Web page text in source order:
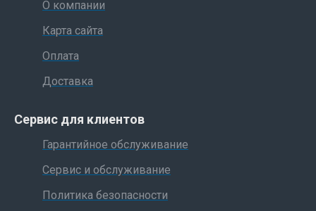
О компании
Карта сайта
Оплата
Доставка
Сервис для клиентов
Гарантийное обслуживание
Сервис и обслуживание
Политика безопасности